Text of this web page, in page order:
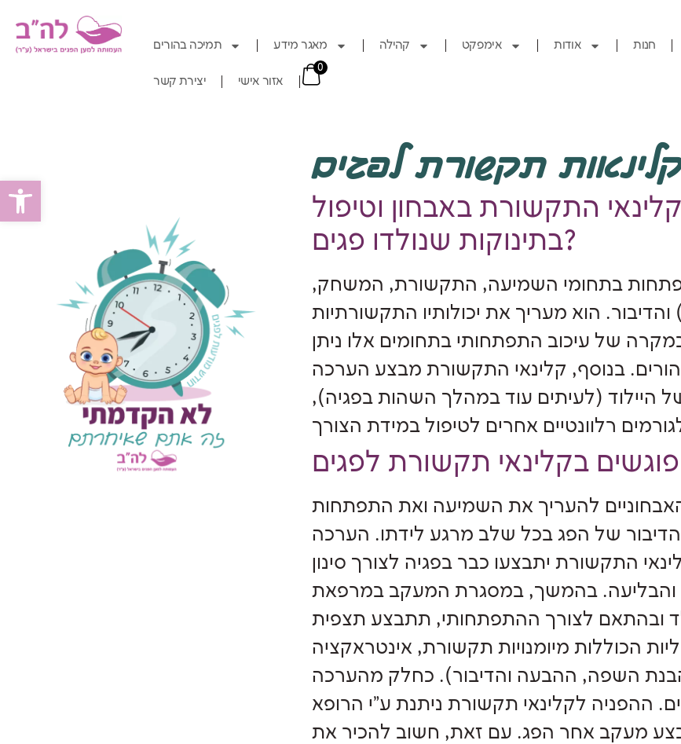
Open toolbar
תמיכה בהורים מאגר מידע קהילה אימפקט אודות חנות
יצירת קשר אזור אישי
0
תקשורת לפגים
התקשורת באבחון וטיפול
בתינוקות שנולדו פגים?
בתחומי השמיעה, התקשורת, המשחק,
הוא מעריך את יכולותיו התקשורתיות
של עיכוב התפתחותי בתחומים אלו ניתן
הורים. בנוסף, קלינאי התקשורת מבצע הערכה
היילוד (לעיתים עוד במהלך השהות בפגיה),
להעריך את השמיעה ואת התפתחות
של הפג בכל שלב מרגע לידתו. הערכה
התקשורת יתבצעו כבר בפגיה לצורך סינון
והבליעה. בהמשך, במסגרת המעקב במרפאת
ובהתאם לצורך ההתפתחותי, תתבצע תצפית
הכוללות מיומנויות תקשורת, אינטראקציה
השפה, ההבעה והדיבור). כחלק מהערכה
ההפניה לקלינאי תקשורת ניתנת ע"י הרופא
מעקב אחר הפג. עם זאת, חשוב להכיר את